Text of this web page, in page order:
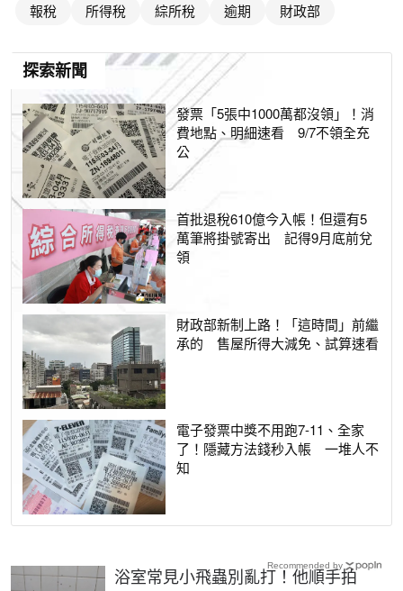
報稅 所得稅 綜所稅 逾期 財政部
探索新聞
發票「5張中1000萬都沒領」！消
費地點、明細速看 9/7不領全充
公
首批退稅610億今入帳！但還有5
萬筆將掛號寄出 記得9月底前兌
領
財政部新制上路！「這時間」前繼
承的 售屋所得大減免、試算速看
電子發票中獎不用跑7-11、全家
了！隱藏方法錢秒入帳 一堆人不
知
浴室常見小飛蟲別亂打！他順手拍
Recommended by